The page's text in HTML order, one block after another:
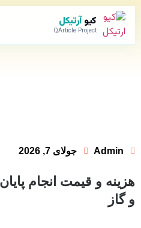
کیوآرتیکل
QArticle Project
Admin جولای 7, 2026
هزینه و قیمت انجام
و گاز